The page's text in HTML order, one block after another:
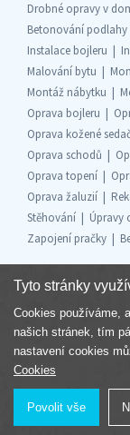
Drobné opravy v
Betonování podlahy
Instalace bojleru
Malování bytu
Montáž nábytku
Oprava bojleru
Oprava kožené
Oprava schodů
Oprava topení
Oprava žaluzií
Stěhování
Úpravy
Zapojení pračky
Součást
Tyto stránky
Cookies používáme,
našich stránek, tím
nastavení cookies
Cookies
Povolit vše